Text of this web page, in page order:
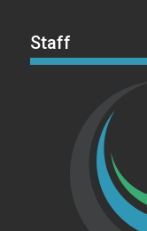
Staff